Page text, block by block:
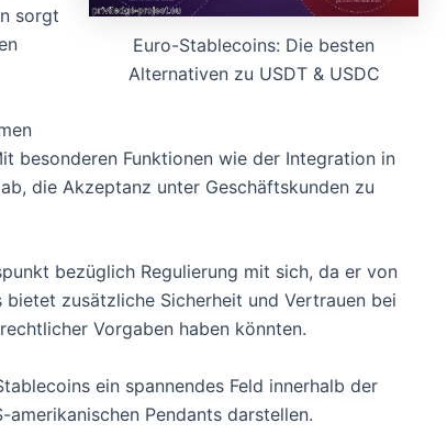
Euro-Stablecoins: Die besten
Alternativen zu USDT & USDC
sorgt
besonderen Funktionen wie der Integration in
die Akzeptanz unter Geschäftskunden zu
bezüglich Regulierung mit sich, da er von
zusätzliche Sicherheit und Vertrauen bei
Vorgaben haben könnten.
ein spannendes Feld innerhalb der
Pendants darstellen.